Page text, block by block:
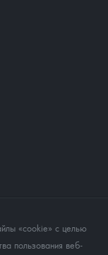
«cookie» с целью
пользования веб-